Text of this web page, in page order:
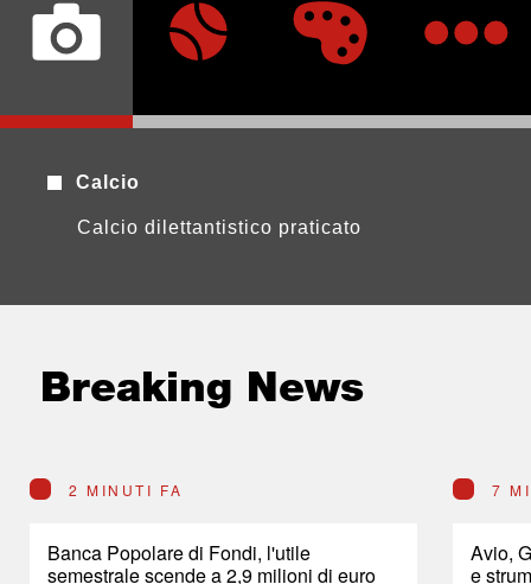
Calcio
Calcio dilettantistico praticato
Breaking News
2 MINUTI FA
Banca Popolare di Fondi, l'utile
semestrale scende a 2,9 milioni di euro
7
Avio,
e